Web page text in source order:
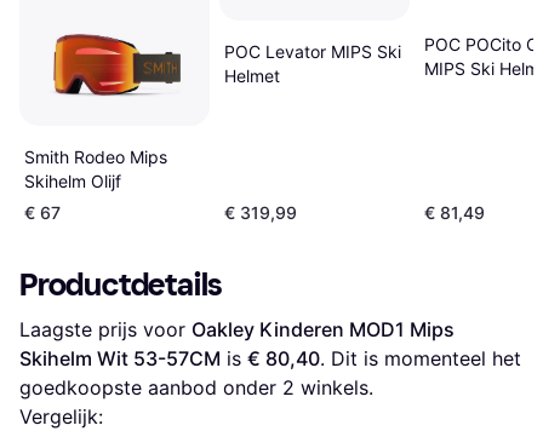
Smith Rodeo Mips
Skihelm Olijf
€ 67
POC Levator MIPS Ski
Helmet
€ 319,99
POC POCito
MIPS Ski
€ 81,49
Productdetails
Laagste prijs voor Oakley Kinderen MOD1 Mips
Skihelm Wit 53-57CM is € 80,40. Dit is momenteel het
goedkoopste aanbod onder 2 winkels.
Vergelijk: